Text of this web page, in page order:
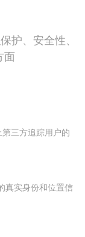
护、安全性、
面
三方追踪用户的
真实身份和位置信